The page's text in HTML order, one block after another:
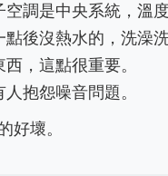
調是中央系統，溫度
後沒熱水的，洗澡洗
，這點很重要。
抱怨噪音問題。
好壞。